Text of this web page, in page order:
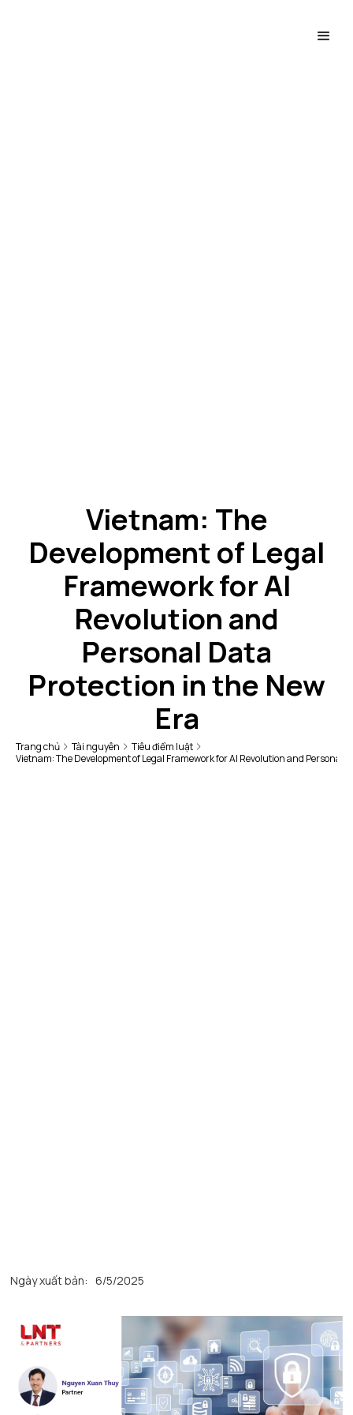
Vietnam: The
Development of Legal
Framework for AI
Revolution and
Personal Data
Protection in the New
Era
Trang chủ Tài nguyên
Tiêu điểm luật
Vietnam: The Development of Legal Framework for AI Revolution and Personal
Ngày xuất bản: 6/5/2025